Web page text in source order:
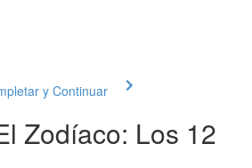
y Continuar
Zodíaco: Los 12